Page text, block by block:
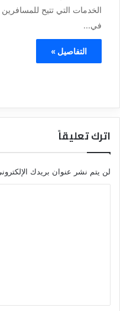
الخدمات التي تتيح
في...
التفاصيل »
اترك تعليقاً
لن يتم نشر عنوان بريدك